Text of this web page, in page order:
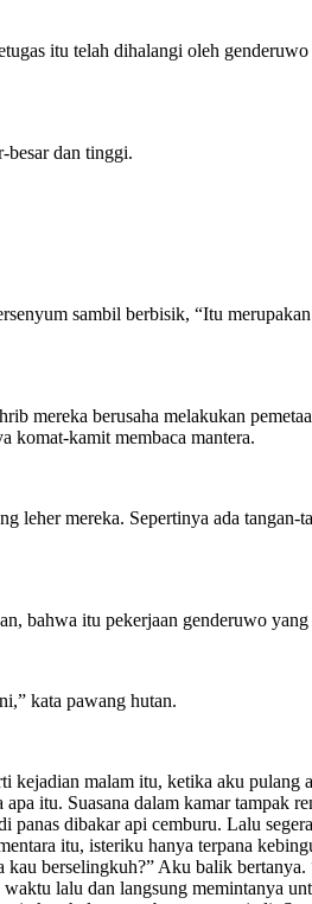
itu telah dihalangi oleh
besar dan tinggi.
sambil berbisik, “Itu
berusaha melakukan
komat-kamit membaca mantera.
leher mereka. Sepertinya ada
bahwa itu pekerjaan genderuwo
kata pawang hutan.
malam itu, ketika aku
itu. Suasana dalam kamar tampak
dibakar api cemburu. Lalu
itu, isteriku hanya terpana
berselingkuh?” Aku balik
lalu dan langsung memintanya